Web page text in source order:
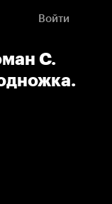
Войти
С.